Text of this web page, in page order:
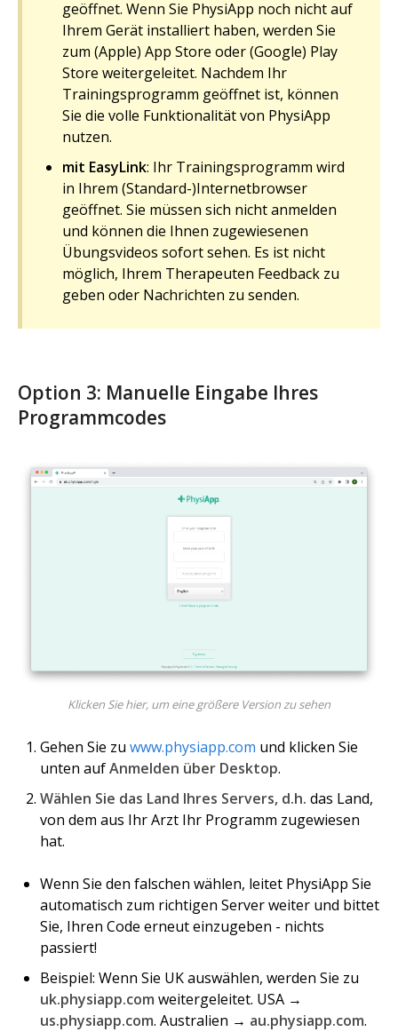
geöffnet. Wenn Sie PhysiApp noch nicht auf
Ihrem Gerät installiert haben, werden Sie
zum (Apple) App Store oder (Google) Play
Store weitergeleitet. Nachdem Ihr
Trainingsprogramm geöffnet ist, können
Sie die volle Funktionalität von PhysiApp
nutzen.
mit EasyLink: Ihr Trainingsprogramm wird
in Ihrem (Standard-)Internetbrowser
geöffnet. Sie müssen sich nicht anmelden
und können die Ihnen zugewiesenen
Übungsvideos sofort sehen. Es ist nicht
möglich, Ihrem Therapeuten Feedback zu
geben oder Nachrichten zu senden.
Option 3: Manuelle Eingabe Ihres
Programmcodes
Klicken Sie hier, um eine größere Version zu sehen
Gehen Sie zu www.physiapp.com und klicken Sie
unten aufAnmelden über Desktop.
Wählen Sie das Land Ihres Servers, d.h. das Land,
von dem aus Ihr Arzt Ihr Programm zugewiesen
hat.
Wenn Sie den falschen wählen, leitet PhysiApp Sie
automatisch zum richtigen Server weiter und bittet
Sie, Ihren Code erneut einzugeben - nichts
passiert!
Beispiel: Wenn Sie UK auswählen, werden Sie zu
uk.physiapp.com weitergeleitet. USA →
us.physiapp.com. Australien → au.physiapp.com.